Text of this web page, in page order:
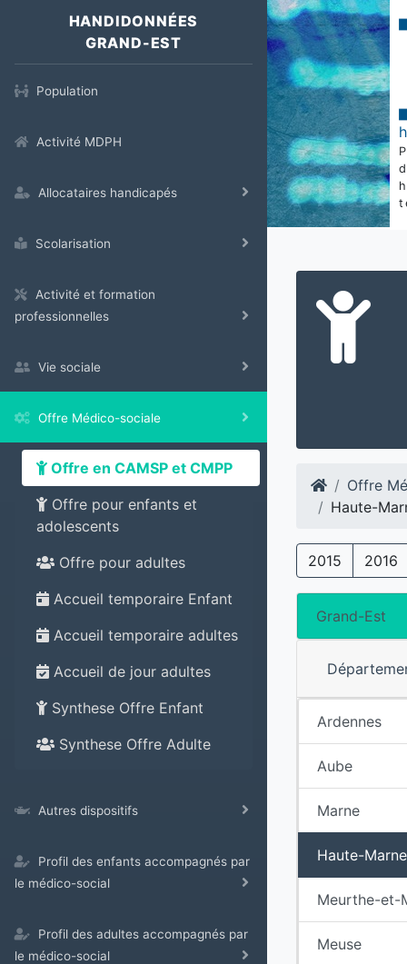
HANDIDONNÉES
GRAND-EST
Population
Activité MDPH
Allocataires handicapés
Scolarisation
Activité et formation
professionnelles
Vie sociale
Offre Médico-sociale
Offre en CAMSP et CMPP
Offre pour enfants et
adolescents
Offre pour adultes
Accueil temporaire Enfant
Accueil temporaire adultes
Accueil de jour adultes
Synthese Offre Enfant
Synthese Offre Adulte
Autres dispositifs
Profil des enfants accompagnés par
le médico-social
Profil des adultes accompagnés par
le médico-social
Offre
Haute-
2015 2016
Grand-Est
Ardennes
Aube
Marne
Haute-Marne
Meurthe-et-
Meuse